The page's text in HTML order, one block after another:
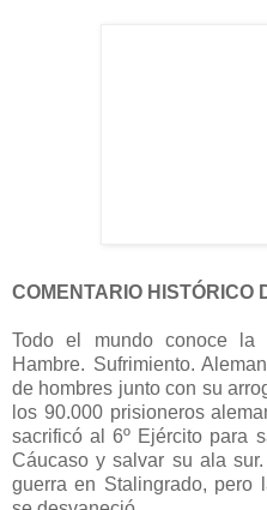
COMENTARIO HISTÓRICO
Todo el mundo conoce la
Hambre. Sufrimiento.
de hombres junto con su
los 90.000 prisioneros
sacrificó al 6º Ejército para
Cáucaso y salvar su ala
guerra en Stalingrado, pero